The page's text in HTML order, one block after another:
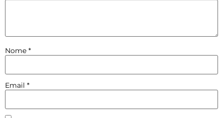
Nome *
Email *